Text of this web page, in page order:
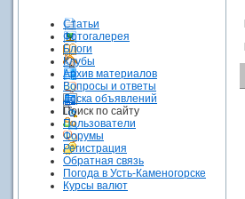
Статьи
Фотогалерея
Блоги
Клубы
Архив материалов
Вопросы и ответы
Доска объявлений
Поиск по сайту
Пользователи
Форумы
Регистрация
Обратная связь
Погода в Усть-Каменогорске
Курсы валют